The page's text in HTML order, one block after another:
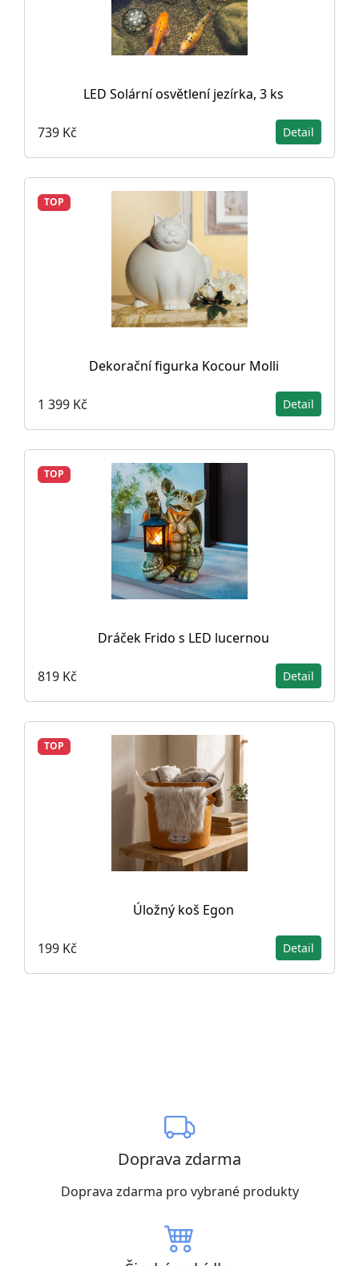
LED Solární osvětlení jezírka, 3 ks
739 Kč Detail
TOP
Dekorační figurka Kocour Molli
1 399 Kč Detail
TOP
Dráček Frido s LED lucernou
819 Kč Detail
TOP
Úložný koš Egon
199 Kč Detail
Doprava zdarma
Doprava zdarma pro vybrané produkty